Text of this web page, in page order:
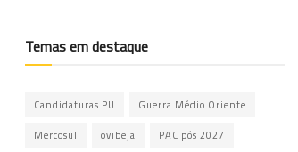
Temas em destaque
Candidaturas PU Guerra Médio Oriente
Mercosul ovibeja PAC pós 2027